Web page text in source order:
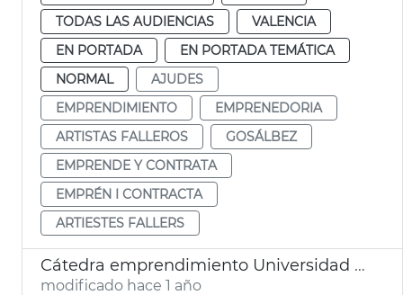
TODAS LAS AUDIENCIAS
VALENCIA
EN PORTADA
EN PORTADA TEMÁTICA
NORMAL
AJUDES
EMPRENDIMIENTO
EMPRENEDORIA
ARTISTAS FALLEROS
GOSÁLBEZ
EMPRENDE Y CONTRATA
EMPRÉN I CONTRACTA
ARTIESTES FALLERS
Cátedra emprendimiento Universidad Católica
modificado hace 1 año